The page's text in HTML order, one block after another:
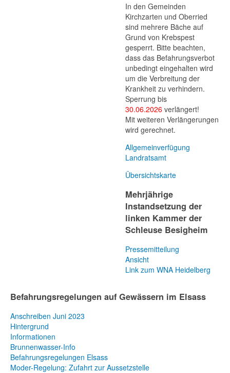
In den Gemeinden
Kirchzarten und Oberried
sind mehrere Bäche auf
Grund von Krebspest
gesperrt. Bitte beachten,
dass das Befahrungsverbot
unbedingt eingehalten wird
um die Verbreitung der
Krankheit zu verhindern.
Sperrung bis
30.06.2026 verlängert!
Mit weiteren Verlängerungen
wird gerechnet.
Allgemeinverfügung
Landratsamt
Übersichtskarte
Mehrjährige
Instandsetzung der
linken Kammer der
Schleuse Besigheim
Pressemitteilung
Ansicht
Link zum WNA Heidelberg
Befahrungsregelungen auf Gewässern im Elsass
Anschreiben Juni 2023
Hintergrund
Informationen
Brunnenwasser-Info
Befahrungsregelungen Elsass
Moder-Regelung: Zufahrt zur Aussetzstelle